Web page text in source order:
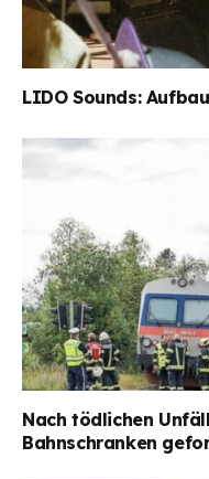
LIDO Sounds:
Nach tödlichen
Bahnschranken